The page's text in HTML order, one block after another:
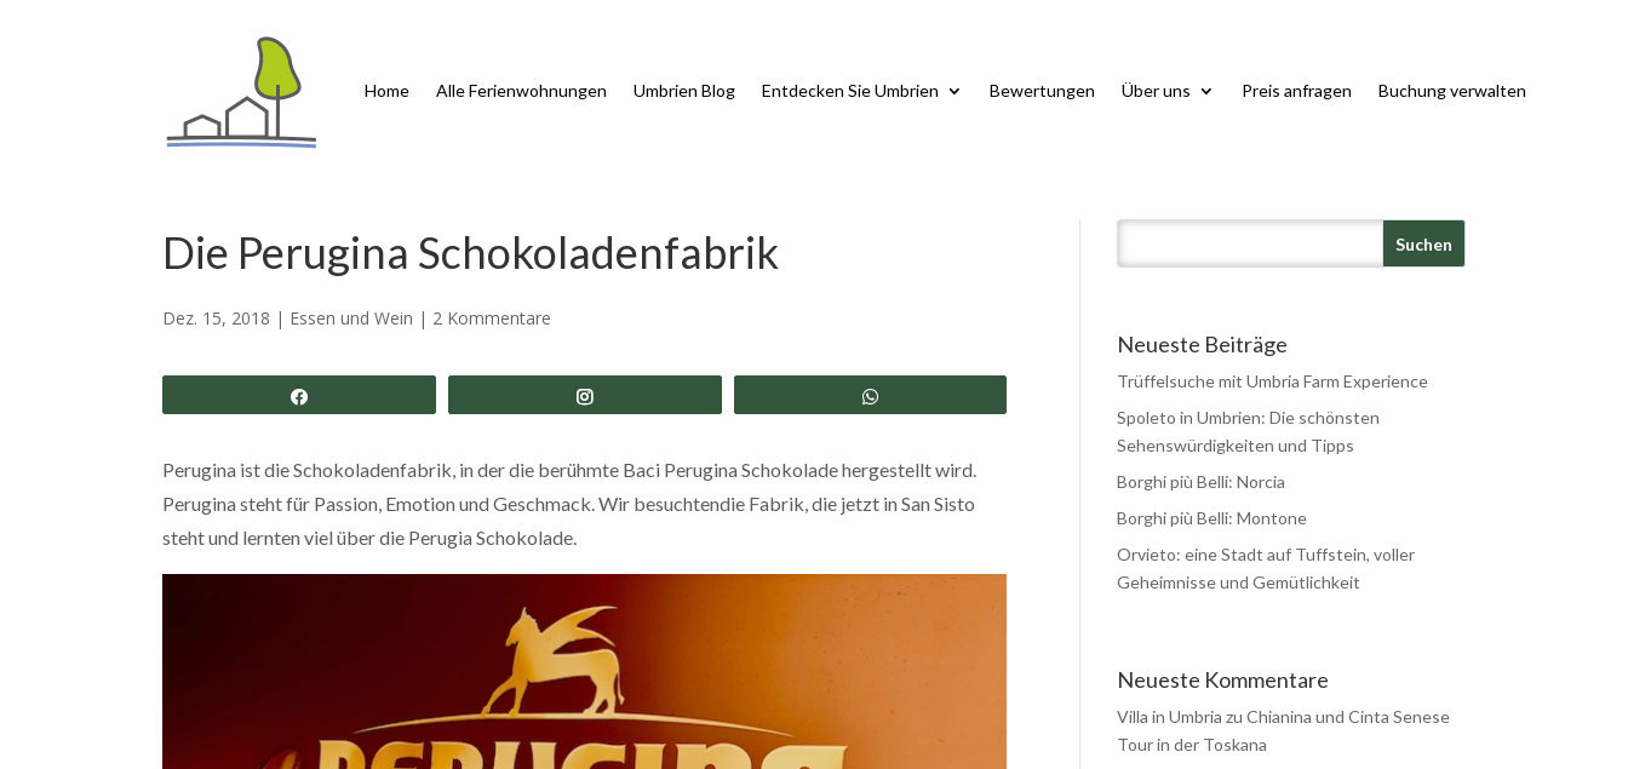
Home Alle Ferienwohnungen Umbrien Blog Entdecken Sie Umbrien Bewertungen Über uns Preis anfragen Buchung verwalten
Die Perugina Schokoladenfabrik
Dez. 15, 2018 | Essen und Wein | 2 Kommentare
Perugina ist die Schokoladenfabrik, in der die berühmte Baci Perugina Schokolade hergestellt wird.
Perugina steht für Passion, Emotion und Geschmack. Wir besuchtendie Fabrik, die jetzt in San Sisto
steht und lernten viel über die Perugia Schokolade.
Neueste Beiträge
Trüffelsuche mit Umbria Farm Experience
Spoleto in Umbrien: Die schönsten
Sehenswürdigkeiten und Tipps
Borghi più Belli: Norcia
Borghi più Belli: Montone
Orvieto: eine Stadt auf Tuffstein, voller
Geheimnisse und Gemütlichkeit
Neueste Kommentare
Villa in Umbria zu Chianina und Cinta Senese
Tour in der Toskana